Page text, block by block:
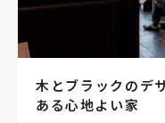
木とブラックのデ
ある心地よい家